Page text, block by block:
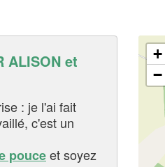
ALISON et
: je l'ai fait
c'est un
pouceet soyez
+
−